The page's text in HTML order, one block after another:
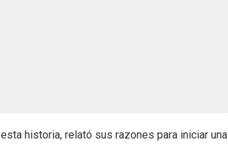
historia, relató sus razones para iniciar una